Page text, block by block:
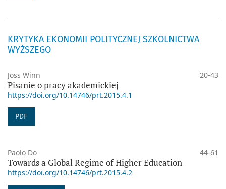
KRYTYKA EKONOMII POLITYCZNEJ SZKOLNICTWA
WYŻSZEGO
Joss Winn 20-43
Pisanie o pracy akademickiej
https://doi.org/10.14746/prt.2015.4.1
PDF
Paolo Do 44-61
Towards a Global Regime of Higher Education
https://doi.org/10.14746/prt.2015.4.2